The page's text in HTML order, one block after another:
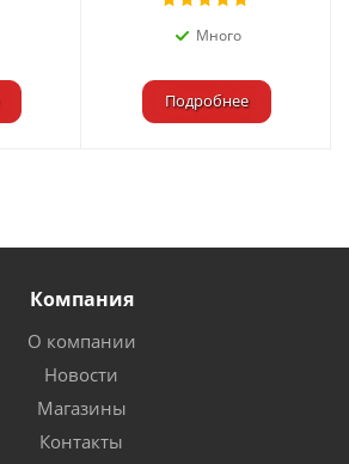
Много
Подробнее
Компания
О компании
Новости
Магазины
Контакты